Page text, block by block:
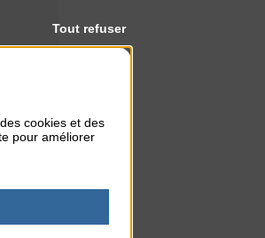
cookies et des
pour améliorer
Tout refuser